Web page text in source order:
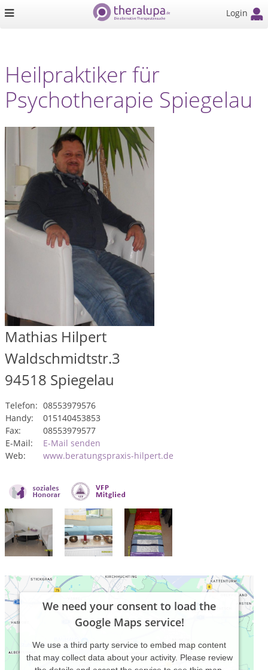
Login
Heilpraktiker für
Psychotherapie Spiegelau
Mathias Hilpert
Waldschmidtstr.3
94518 Spiegelau
Telefon: 08553979576
Handy:
015140453853
Fax:
08553979577
E-Mail:
E-Mail senden
Web:
www.beratungspraxis-hilpert.de
We need your consent to load the
Google Maps service!
We use a third party service to embed map content
that may collect data about your activity. Please review